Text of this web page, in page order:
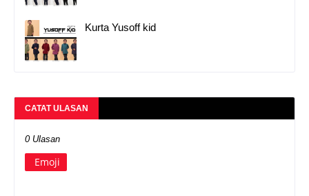
Kurta Yusoff kid
CATAT ULASAN
0 Ulasan
Emoji